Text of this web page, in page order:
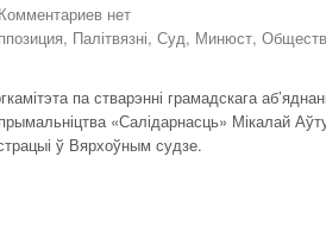
Комментариев нет
Палітвязні, Суд, Минюст,
па стварэнні грамадскага
«Салідарнасць» Мікалай
ў Вярхоўным судзе.